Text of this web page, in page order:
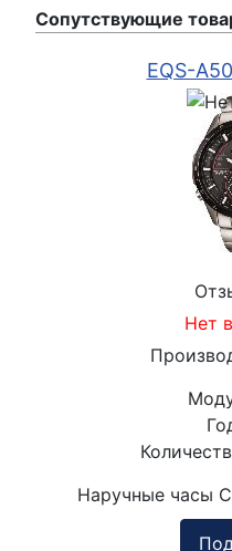
Сопутствующие
EQS-
Нет
Наручные часы